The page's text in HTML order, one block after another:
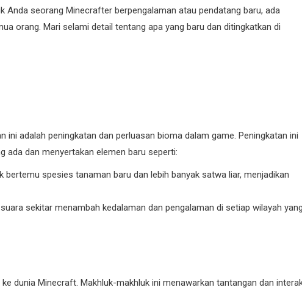
Anda seorang Minecrafter berpengalaman atau pendatang baru, ada
orang. Mari selami detail tentang apa yang baru dan ditingkatkan di
adalah peningkatan dan perluasan bioma dalam game. Peningkatan ini
ada dan menyertakan elemen baru seperti:
bertemu spesies tanaman baru dan lebih banyak satwa liar, menjadikan
sekitar menambah kedalaman dan pengalaman di setiap wilayah yang
dunia Minecraft. Makhluk-makhluk ini menawarkan tantangan dan